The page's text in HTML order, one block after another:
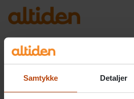
Samtykke Detaljer
Start / Altiden ældreområdet
Fribo Greve